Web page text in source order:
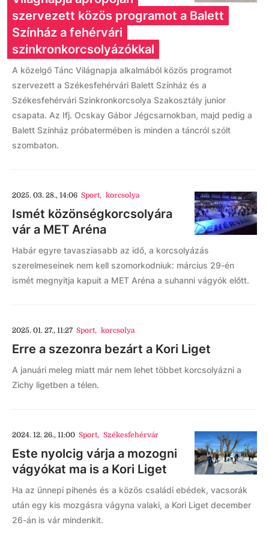
szervezett közös programot a Balett
Színház a fehérvári
szinkronkorcsolyázókkal
A közelgő Tánc Világnapja alkalmából közös programot
szervezett a Székesfehérvári Balett Színház és a
Székesfehérvári Szinkronkorcsolya Szakosztály junior
csapata. Az Ifj. Ocskay Gábor Jégcsarnokban, majd pedig a
Balett Színház próbatermében is minden a táncról szólt
szombaton.
2025. 03. 28., 14:06 Sport, korcsolya
Ismét közönségkorcsolyára
vár a MET Aréna
Habár egyre tavasziasabb az idő, a korcsolyázás
szerelmeseinek nem kell szomorkodniuk: március 29-én
ismét megnyitja kapuit a MET Aréna a suhanni vágyók előtt.
2025. 01. 27., 11:27 Sport, korcsolya
Erre a szezonra bezárt a Kori Liget
A januári meleg miatt már nem lehet többet korcsolyázni a
Zichy ligetben a télen.
2024. 12. 26., 11:00 Sport, Székesfehérvár
Este nyolcig várja a mozogni
vágyókat ma is a Kori Liget
Ha az ünnepi pihenés és a közös családi ebédek, vacsorák
után egy kis mozgásra vágyna valaki, a Kori Liget december
26-án is vár mindenkit.